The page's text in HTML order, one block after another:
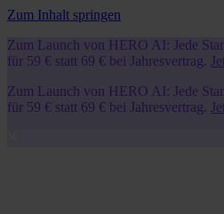
Zum Inhalt springen
Zum Launch von HERO AI: Jede
für 59 € statt 69 € bei Jahresvertrag.
Zum Launch von HERO AI: Jede
für 59 € statt 69 € bei Jahresvertrag.